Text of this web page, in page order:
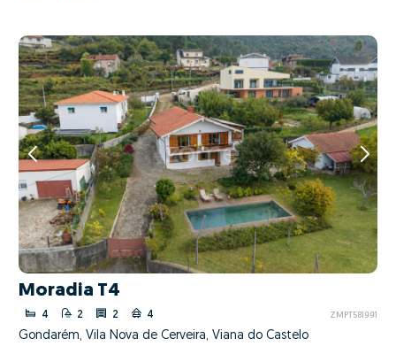
Moradia T4
4 2 2 4 ZMPT581991
Gondarém, Vila Nova de Cerveira, Viana do Castelo